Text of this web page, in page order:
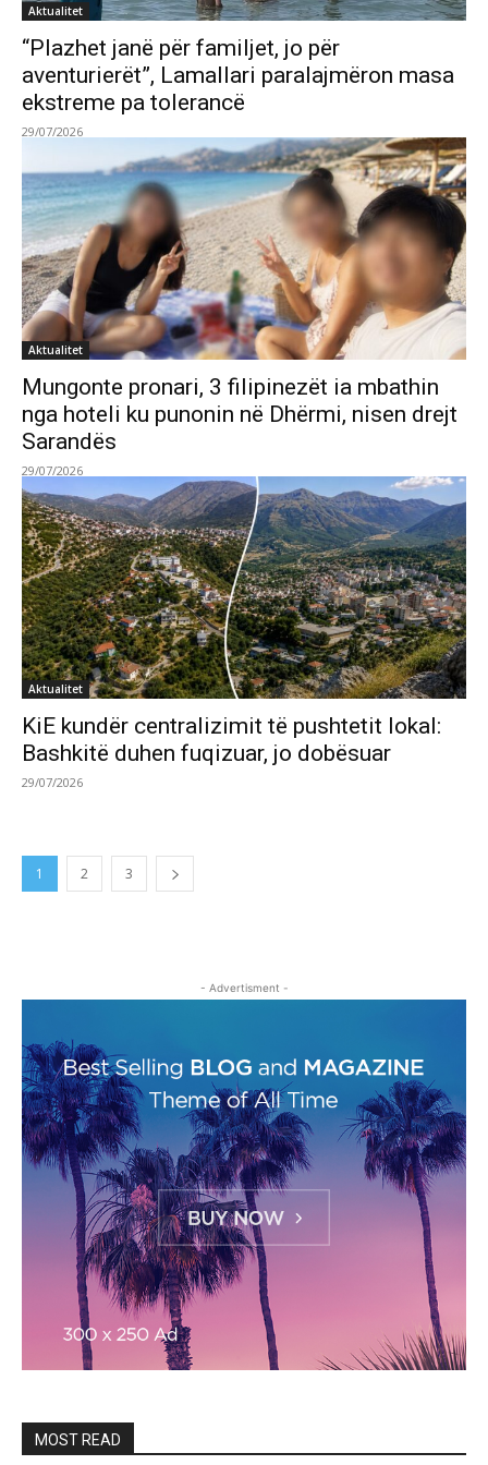
Aktualitet
“Plazhet janë për familjet, jo për
aventurierët”, Lamallari paralajmëron masa
ekstreme pa tolerancë
29/07/2026
Aktualitet
Mungonte pronari, 3 filipinezët ia mbathin
nga hoteli ku punonin në Dhërmi, nisen drejt
Sarandës
29/07/2026
Aktualitet
KiE kundër centralizimit të pushtetit lokal:
Bashkitë duhen fuqizuar, jo dobësuar
29/07/2026
1 2 3
- Advertisment -
MOST READ